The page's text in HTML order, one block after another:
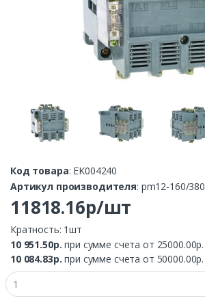
Код товара: EK004240
Артикул производителя: pm12-160/380
11818.16р/шт
Кратность: 1шт
10 951.50р.при сумме счета от 25000.00р.
10 084.83р.при сумме счета от 50000.00р.